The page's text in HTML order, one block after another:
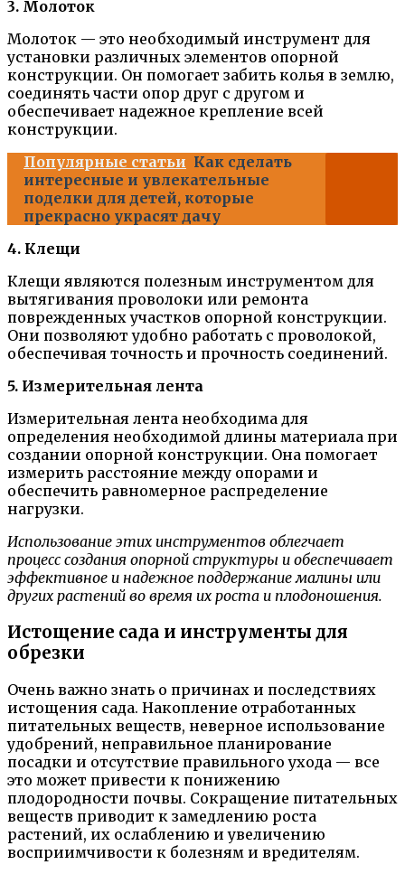
3. Молоток
Молоток — это необходимый инструмент для
установки различных элементов опорной
конструкции. Он помогает забить колья в землю,
соединять части опор друг с другом и
обеспечивает надежное крепление всей
конструкции.
Популярные статьи Как сделать
интересные и увлекательные
поделки для детей, которые
прекрасно украсят дачу
4. Клещи
Клещи являются полезным инструментом для
вытягивания проволоки или ремонта
поврежденных участков опорной конструкции.
Они позволяют удобно работать с проволокой,
обеспечивая точность и прочность соединений.
5. Измерительная лента
Измерительная лента необходима для
определения необходимой длины материала при
создании опорной конструкции. Она помогает
измерить расстояние между опорами и
обеспечить равномерное распределение
нагрузки.
Использование этих инструментов облегчает
процесс создания опорной структуры и обеспечивает
эффективное и надежное поддержание малины или
других растений во время их роста и плодоношения.
Истощение сада и инструменты для
обрезки
Очень важно знать о причинах и последствиях
истощения сада. Накопление отработанных
питательных веществ, неверное использование
удобрений, неправильное планирование
посадки и отсутствие правильного ухода — все
это может привести к понижению
плодородности почвы. Сокращение питательных
веществ приводит к замедлению роста
растений, их ослаблению и увеличению
восприимчивости к болезням и вредителям.